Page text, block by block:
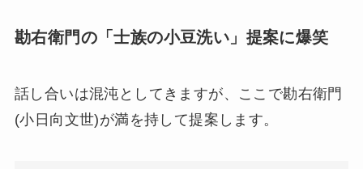
勘右衛門の「士族の小豆洗い」提案に爆笑
話し合いは混沌としてきますが、ここで勘右衛門
(小日向文世)が満を持して提案します。